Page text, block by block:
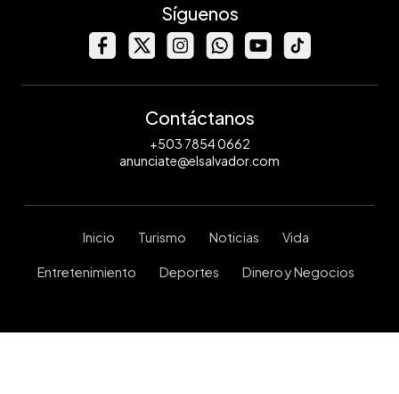
Síguenos
Contáctanos
+503 7854 0662
anunciate@elsalvador.com
Inicio Turismo Noticias Vida
Entretenimiento Deportes Dinero y Negocios